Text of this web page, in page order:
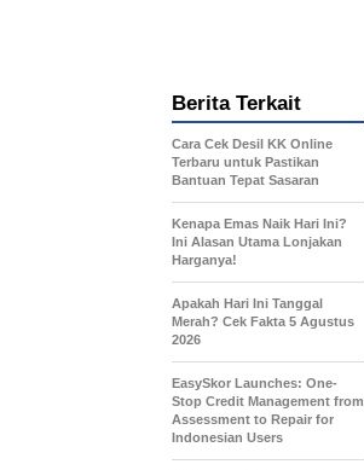
Berita Terkait
Cara Cek Desil KK Online
Terbaru untuk Pastikan
Bantuan Tepat Sasaran
Kenapa Emas Naik Hari Ini?
Ini Alasan Utama Lonjakan
Harganya!
Apakah Hari Ini Tanggal
Merah? Cek Fakta 5 Agustus
2026
EasySkor Launches: One-
Stop Credit Management from
Assessment to Repair for
Indonesian Users